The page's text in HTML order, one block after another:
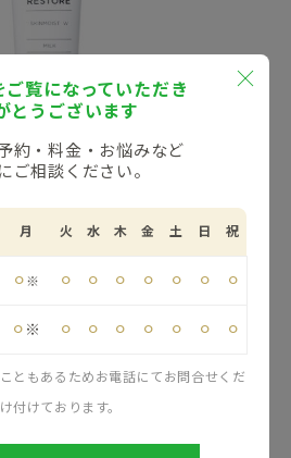
（税込）
ルコサミン誘導体
な肌にも
成分の厳選に加え､pH値の調整
ご覧になっていただき
とうございます
約・料金・お悩みなど
ご相談ください。
月 火 水 木 金 土 日 祝
⚪︎ ※ ⚪︎ ⚪︎ ⚪︎ ⚪︎ ⚪︎ ⚪︎ ⚪︎
⚪︎ ※ ⚪︎ ⚪︎ ⚪︎ ⚪︎ ⚪︎ ⚪︎ ⚪︎
ともあるためお電話にてお問合せくだ
付けております。